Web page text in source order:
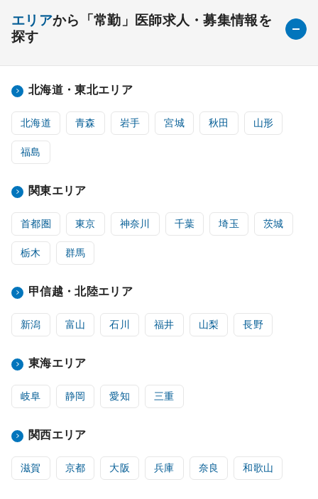
エリアから「常勤」医師求人・募集情報を
探す
北海道・東北エリア
北海道 青森 岩手 宮城 秋田 山形
福島
関東エリア
首都圏 東京 神奈川 千葉 埼玉 茨城
栃木 群馬
甲信越・北陸エリア
新潟 富山 石川 福井 山梨 長野
東海エリア
岐阜 静岡 愛知 三重
関西エリア
滋賀 京都 大阪 兵庫 奈良 和歌山